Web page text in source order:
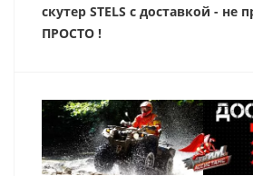
скутер STELS с доставкой - не
ПРОСТО !